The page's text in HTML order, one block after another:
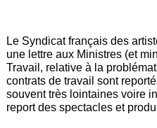
Le Syndicat français des
une lettre aux Ministres (et
Travail, relative à la
contrats de travail sont
souvent très lointaines voire
report des spectacles et